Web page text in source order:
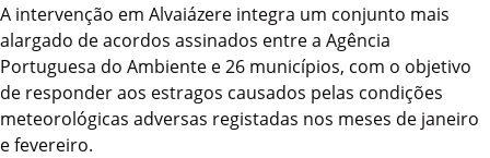
A intervenção em Alvaiázere integra um conjunto mais
alargado de acordos assinados entre a Agência
Portuguesa do Ambiente e 26 municípios, com o objetivo
de responder aos estragos causados pelas condições
meteorológicas adversas registadas nos meses de janeiro
e fevereiro.